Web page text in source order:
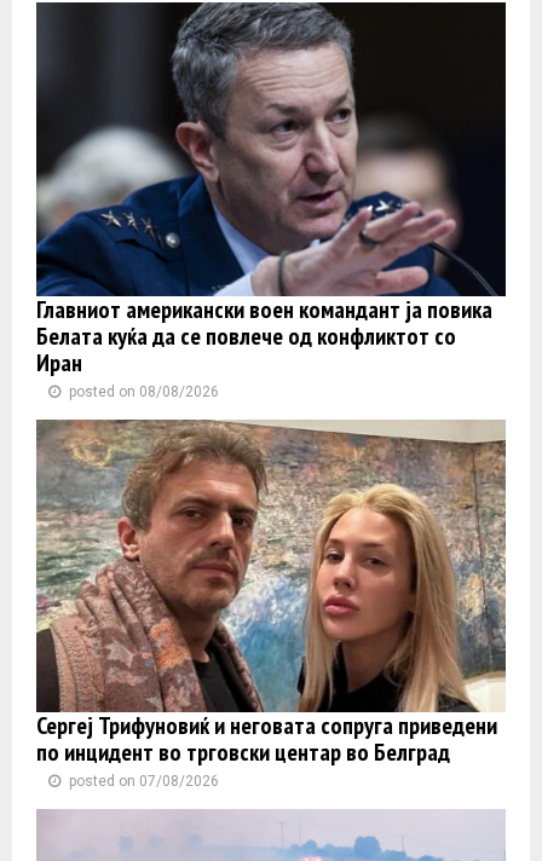
Главниот американски воен командант ја повика
Белата куќа да се повлече од конфликтот со
Иран
posted on 08/08/2026
Сергеј Трифуновиќ и неговата сопруга приведени
по инцидент во трговски центар во Белград
posted on 07/08/2026